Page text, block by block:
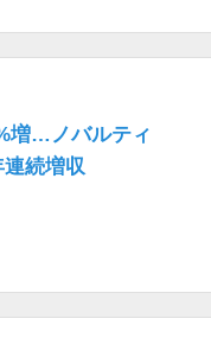
増…ノバルティ
続増収